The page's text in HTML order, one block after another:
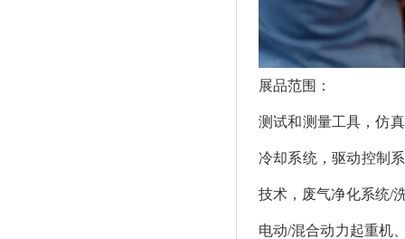
展品范围：
测试和测量工具，仿
冷却系统，驱动控制
技术，废气净化系统/
电动/混合动力起重机